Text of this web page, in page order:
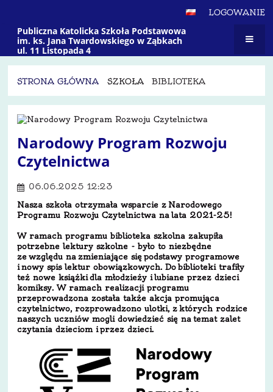
LOGOWANIE
Publiczna Katolicka Szkoła Podstawowa
im. ks. Jana Twardowskiego w Ząbkach
ul. 11 Listopada 4
STRONA GŁÓWNA SZKOŁA BIBLIOTEKA
Biblioteka
Narodowy Program Rozwoju
Czytelnictwa
06.06.2025 12:23
Nasza szkoła otrzymała wsparcie z Narodowego
Programu Rozwoju Czytelnictwa na lata 2021-25!
W ramach programu biblioteka szkolna zakupiła
potrzebne lektury szkolne - było to niezbędne
ze względu na zmieniające się podstawy programowe
i nowy spis lektur obowiązkowych. Do biblioteki trafiły
też nowe książki dla młodzieży i lubiane przez dzieci
komiksy. W ramach realizacji programu
przeprowadzona została także akcja promująca
czytelnictwo, rozprowadzono ulotki, z których rodzice
naszych uczniów mogli dowiedzieć się na temat zalet
czytania dzieciom i przez dzieci.